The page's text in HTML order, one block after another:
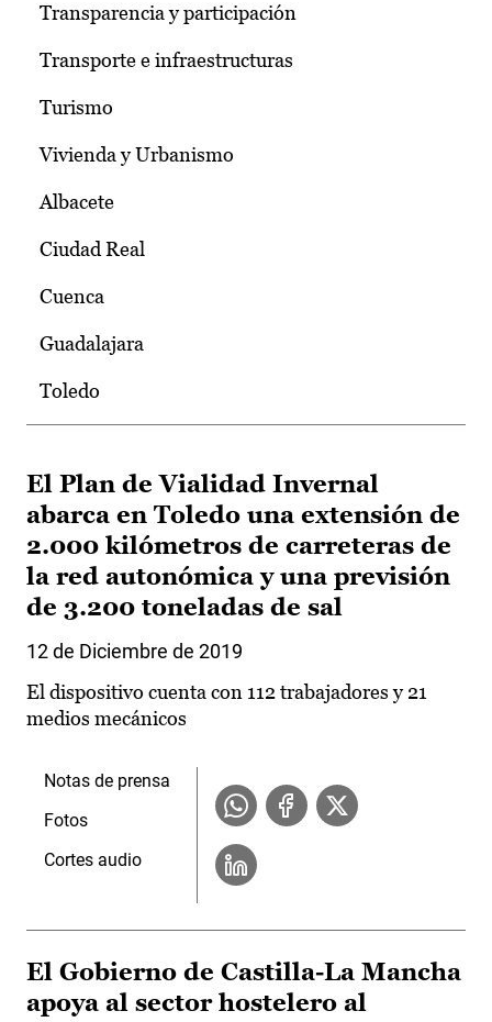
Transparencia y participación
Transporte e infraestructuras
Turismo
Vivienda y Urbanismo
Albacete
Ciudad Real
Cuenca
Guadalajara
Toledo
El Plan de Vialidad Invernal
abarca en Toledo una extensión de
2.000 kilómetros de carreteras de
la red autonómica y una previsión
de 3.200 toneladas de sal
12 de Diciembre de 2019
El dispositivo cuenta con 112 trabajadores y 21
medios mecánicos
Notas de prensa
Fotos
Cortes audio
El Gobierno de Castilla-La Mancha
apoya al sector hostelero al